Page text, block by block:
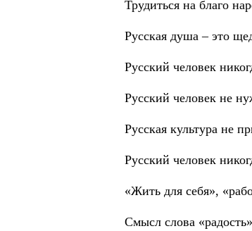
Трудиться на благо
Русская душа – это
Русский человек
Русский человек не
Русская культура не
Русский человек
«Жить для себя»,
Смысл слова